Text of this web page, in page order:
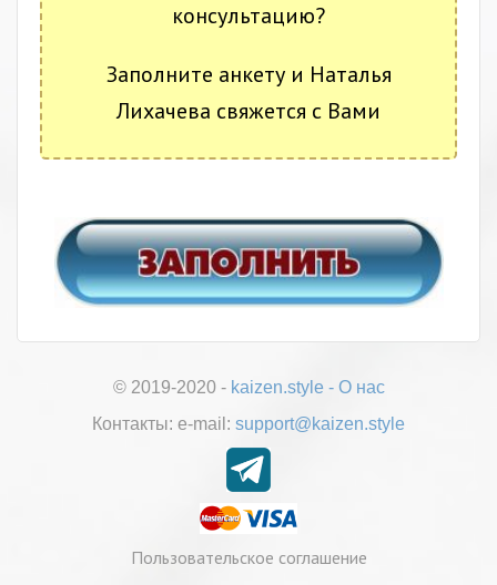
консультацию?
Заполните анкету и Наталья
Лихачева свяжется с Вами
© 2019-2020 - kaizen.style- О нас
Контакты: е-mail: support@kaizen.style
Пользовательское соглашение